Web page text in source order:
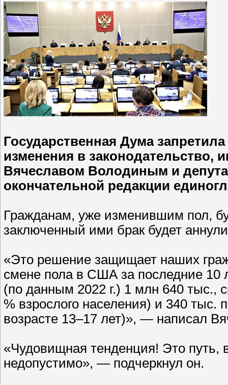
Государственная Дума
изменения в законодательство,
Вячеславом Володиным и
окончательной редакции
Гражданам, уже изменившим пол,
заключенный ими брак будет
«Это решение защищает наших
смене пола в США за последние 10
(по данным 2022 г.) 1 млн 640 тыс.,
% взрослого населения) и 340
возрасте 13–17 лет)», — написал
«Чудовищная тенденция! Это
недопустимо», — подчеркнул он.